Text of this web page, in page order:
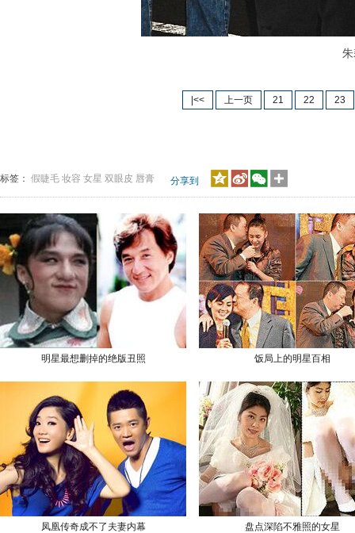
朱莉
|<< 上一页 21 22 23
标签： 假睫毛 妆容 女星 双眼皮 唇膏 分享到
明星最想删掉的绝版丑照
凤凰传奇成不了夫妻内幕
饭局上的明星百相
盘点深陷不雅照的女星